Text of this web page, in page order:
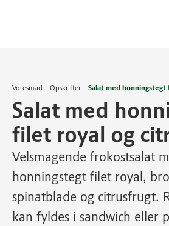
Voresmad Opskrifter Salat med
Salat med
filet royal og
Velsmagende frokostsalat
honningstegt filet royal,
spinatblade og citrusfrugt.
kan fyldes i sandwich eller